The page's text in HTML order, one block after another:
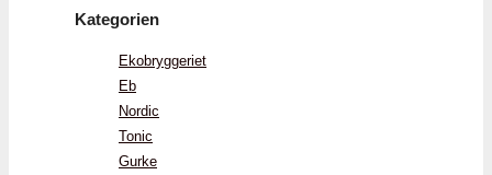
Kategorien
Ekobryggeriet
Eb
Nordic
Tonic
Gurke